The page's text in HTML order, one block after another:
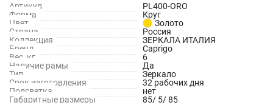
Артикул
PL400-ORO
Форма
Круг
Цвет
Золото
Страна
Россия
Коллекция
ЗЕРКАЛА ИТАЛИЯ
Бренд
Caprigo
Вес, кг
6
Наличие рамы
Да
Тип
Зеркало
Срок изготовления
32 рабочих дня
Подсветка
нет
Габаритные размеры
85/ 5/ 85